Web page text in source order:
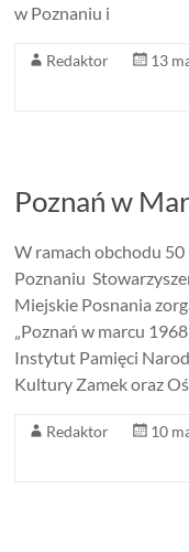
w Poznaniu i
Redaktor 13
Poznań w
W ramach obchodu
Poznaniu
Miejskie Posnania
„Poznań w marcu
Instytut Pamięci
Kultury Zamek oraz
Redaktor 10